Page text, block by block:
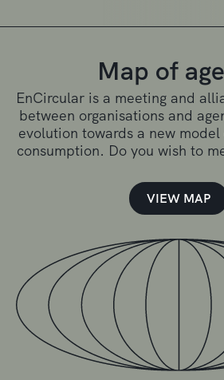
Map of
EnCircular is a meeting and
between organisations and
evolution towards a new
consumption. Do you wish to
VIEW MAP